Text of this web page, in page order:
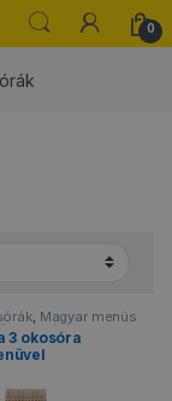
0
, Magyar menüs
okosórák
okosórák
3 okosóra